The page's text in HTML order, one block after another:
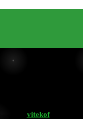
vitekof